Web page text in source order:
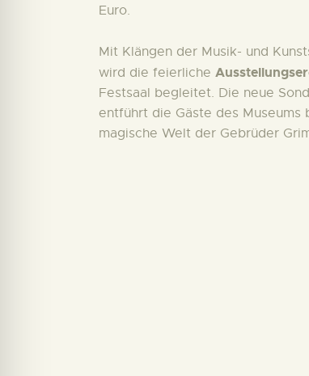
Euro.
Mit Klängen der Musik- und
wird die feierliche
Festsaal begleitet. Die neue
entführt die Gäste des Museums
magische Welt der Gebrüder